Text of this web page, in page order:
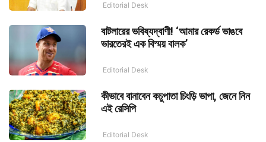
Editorial Desk
বাটলারের ভবিষ্যদ্বাণী! ‘আমার রেকর্ড ভাঙবে
ভারতেরই এক বিস্ময় বালক’
Editorial Desk
কীভাবে বানাবেন কচুপাতা চিংড়ি ভাপা, জেনে নিন
এই রেসিপি
Editorial Desk